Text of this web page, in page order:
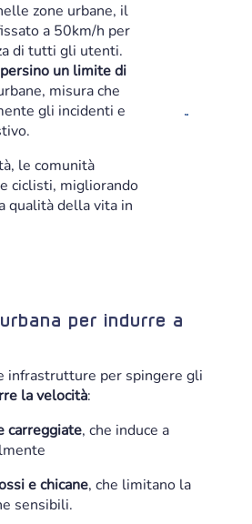
zone urbane, il
a 50km/h per
di tutti gli utenti.
persino un limite di
misura che
gli incidenti e
le comunità
ciclisti, migliorando
qualità della vita in
per indurre a
infrastrutture per spingere gli
la velocità:
carreggiate, che induce a
e chicane, che limitano la
sensibili.